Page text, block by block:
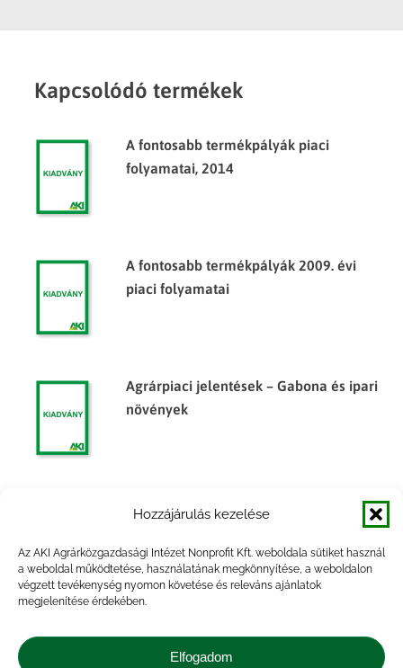
Hozzájárulás kezelése
Az AKI Agrárközgazdasági Intézet Nonprofit Kft. weboldala sütiket használ
a weboldal működtetése, használatának megkönnyítése, a weboldalon
végzett tevékenység nyomon követése és releváns ajánlatok
megjelenítése érdekében.
Elfogadom
Kapcsolódó termékek
A fontosabb termékpályák piaci
folyamatai, 2014
A fontosabb termékpályák 2009. évi
piaci folyamatai
Agrárpiaci jelentések – Gabona és ipari
növények
Agrárpiaci jelentések – Gabona és ipari
növények